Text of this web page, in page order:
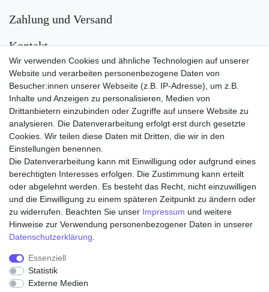
Wir verwenden Cookies und ähnliche Technologien auf unserer
Website und verarbeiten personenbezogene Daten von
Besucher:innen unserer Webseite (z.B. IP-Adresse), um z.B.
Inhalte und Anzeigen zu personalisieren, Medien von
Drittanbietern einzubinden oder Zugriffe auf unsere Website zu
analysieren. Die Datenverarbeitung erfolgt erst durch gesetzte
Cookies. Wir teilen diese Daten mit Dritten, die wir in den
Einstellungen benennen.
Die Datenverarbeitung kann mit Einwilligung oder aufgrund eines
berechtigten Interesses erfolgen. Die Zustimmung kann erteilt
oder abgelehnt werden. Es besteht das Recht, nicht einzuwilligen
und die Einwilligung zu einem späteren Zeitpunkt zu ändern oder
zu widerrufen. Beachten Sie unser Impressum und weitere
Hinweise zur Verwendung personenbezogener Daten in unserer
Daten­schutz­erklärung
Essenziell
Statistik
Externe Medien
Zahlung und Versand
Kontakt
Versand
Zahlungsarten